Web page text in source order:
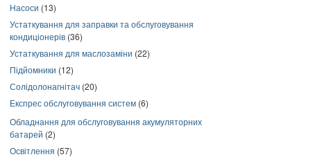
Насоси (13)
Устаткування для заправки та обслуговування
кондиціонерів (36)
Устаткування для маслозаміни (22)
Підйомники (12)
Солідолонагнітач (20)
Експрес обслуговування систем (6)
Обладнання для обслуговування акумуляторних
батарей (2)
Освітлення (57)